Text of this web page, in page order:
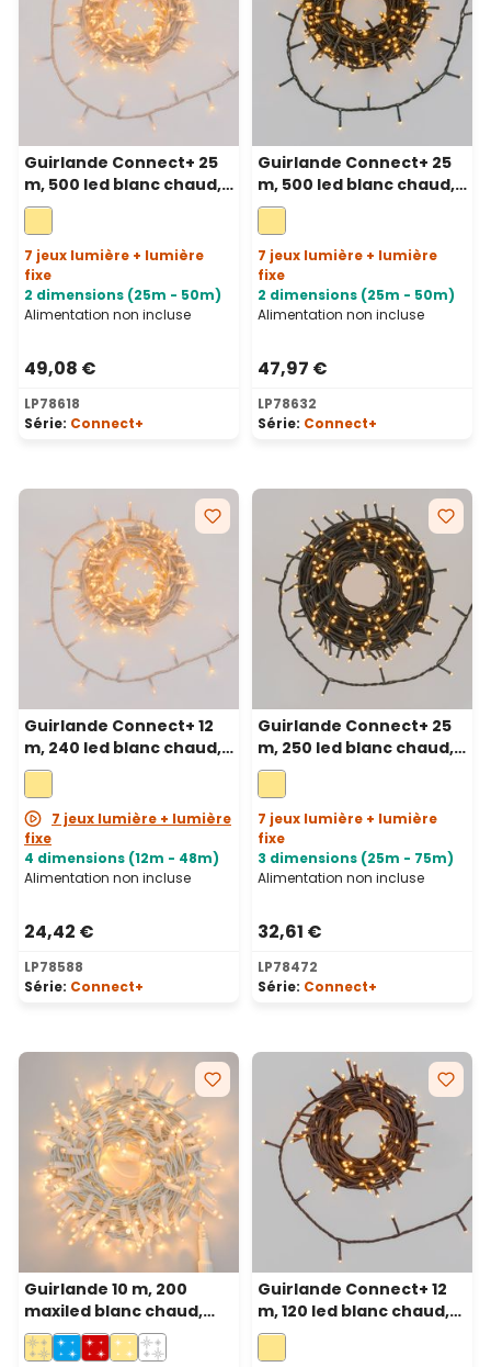
Guirlande Connect+ 25
m, 500 led blanc chaud,
câble transparent,
prolongeable
7 jeux lumière + lumière
fixe
2 dimensions (25m - 50m)
Alimentation non incluse
49,08 €
LP78618
Série: Connect+
Guirlande Connect+ 25
m, 500 led blanc chaud,
câble vert, prolongeable
7 jeux lumière + lumière
fixe
2 dimensions (25m - 50m)
Alimentation non incluse
47,97 €
LP78632
Série: Connect+
Guirlande Connect+ 12
m, 240 led blanc chaud,
câble transparent,
prolongeable
7 jeux lumière + lumière
fixe
4 dimensions (12m - 48m)
Alimentation non incluse
24,42 €
LP78588
Série: Connect+
Guirlande Connect+ 25
m, 250 led blanc chaud,
câble vert, prolongeable
7 jeux lumière + lumière
fixe
3 dimensions (25m - 75m)
Alimentation non incluse
32,61 €
LP78472
Série: Connect+
Guirlande 10 m, 200
maxiled blanc chaud,
câble blanc,
prolongeable, IP67
Guirlande Connect+ 12
m, 120 led blanc chaud,
câble marron,
prolongeable